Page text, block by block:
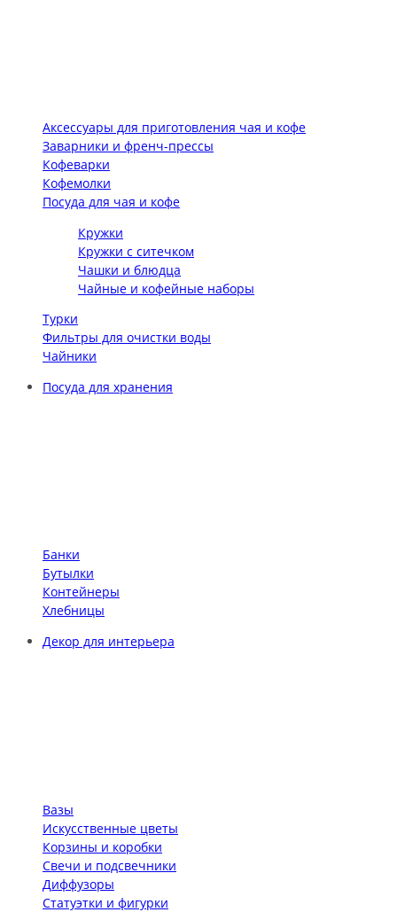
Аксессуары для приготовления чая и кофе
Заварники и френч-прессы
Кофеварки
Кофемолки
Посуда для чая и кофе
Кружки
Кружки с ситечком
Чашки и блюдца
Чайные и кофейные наборы
Турки
Фильтры для очистки воды
Чайники
Посуда для хранения
Банки
Бутылки
Контейнеры
Хлебницы
Декор для интерьера
Вазы
Искусственные цветы
Корзины и коробки
Свечи и подсвечники
Диффузоры
Статуэтки и фигурки